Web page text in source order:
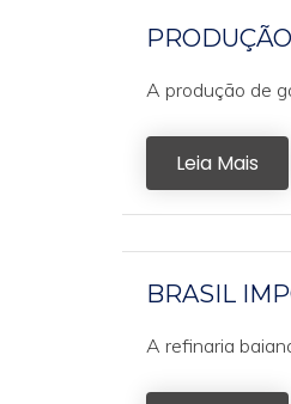
A produção de
Leia Mais
BRASIL
A refinaria